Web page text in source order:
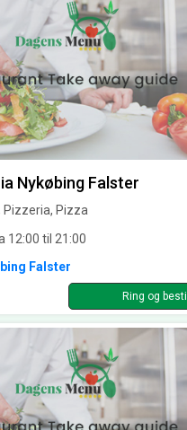
Nykøbing Falster
Pizzeria, Pizza
12:00 til 21:00
Falster
Ring og bestil